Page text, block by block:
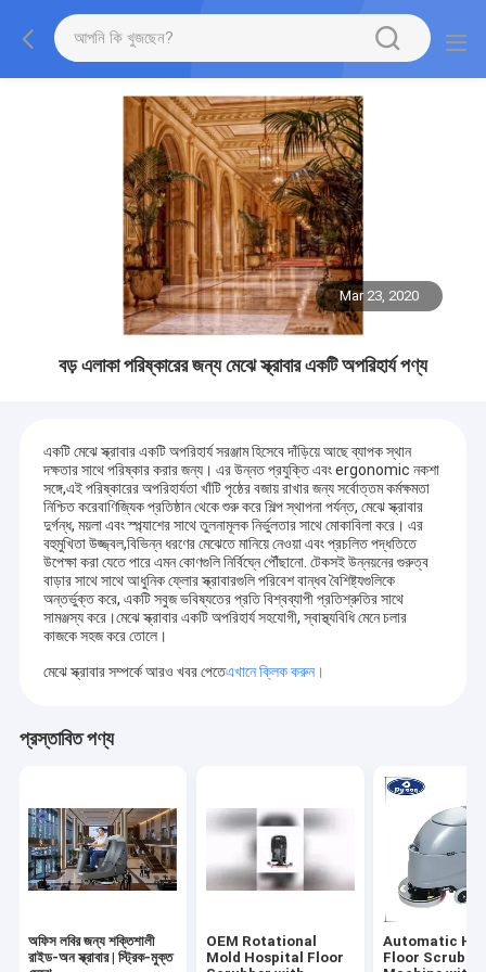
Mar 23, 2020
বড় এলাকা পরিষ্কারের জন্য মেঝে স্ক্রাবার একটি অপরিহার্য পণ্য
একটি মেঝে স্ক্রাবার একটি অপরিহার্য সরঞ্জাম হিসেবে দাঁড়িয়ে আছে ব্যাপক স্থান
দক্ষতার সাথে পরিষ্কার করার জন্য। এর উন্নত প্রযুক্তি এবং ergonomic নকশা
সঙ্গে,এই পরিষ্কারের অপরিহার্যতা খাঁটি পৃষ্ঠের বজায় রাখার জন্য সর্বোত্তম কর্মক্ষমতা
নিশ্চিত করেবাণিজ্যিক প্রতিষ্ঠান থেকে শুরু করে শিল্প স্থাপনা পর্যন্ত, মেঝে স্ক্রাবার
দুর্গন্ধ, ময়লা এবং স্প্ল্যাশের সাথে তুলনামূলক নির্ভুলতার সাথে মোকাবিলা করে। এর
বহুমুখিতা উজ্জ্বল,বিভিন্ন ধরণের মেঝেতে মানিয়ে নেওয়া এবং প্রচলিত পদ্ধতিতে
উপেক্ষা করা যেতে পারে এমন কোণগুলি নির্বিঘ্নে পৌঁছানো. টেকসই উন্নয়নের গুরুত্ব
বাড়ার সাথে সাথে আধুনিক ফ্লোর স্ক্রাবারগুলি পরিবেশ বান্ধব বৈশিষ্ট্যগুলিকে
অন্তর্ভুক্ত করে, একটি সবুজ ভবিষ্যতের প্রতি বিশ্বব্যাপী প্রতিশ্রুতির সাথে
সামঞ্জস্য করে।মেঝে স্ক্রাবার একটি অপরিহার্য সহযোগী, স্বাস্থ্যবিধি মেনে চলার
কাজকে সহজ করে তোলে।
মেঝে স্ক্রাবার সম্পর্কে আরও খবর পেতেএখানে ক্লিক করুন।
প্রস্তাবিত পণ্য
অফিস লবির জন্য শক্তিশালী
রাইড-অন স্ক্রাবার | স্ট্রিক-মুক্ত
OEM Rotational
Mold Hospital Floor
Automatic
Floor